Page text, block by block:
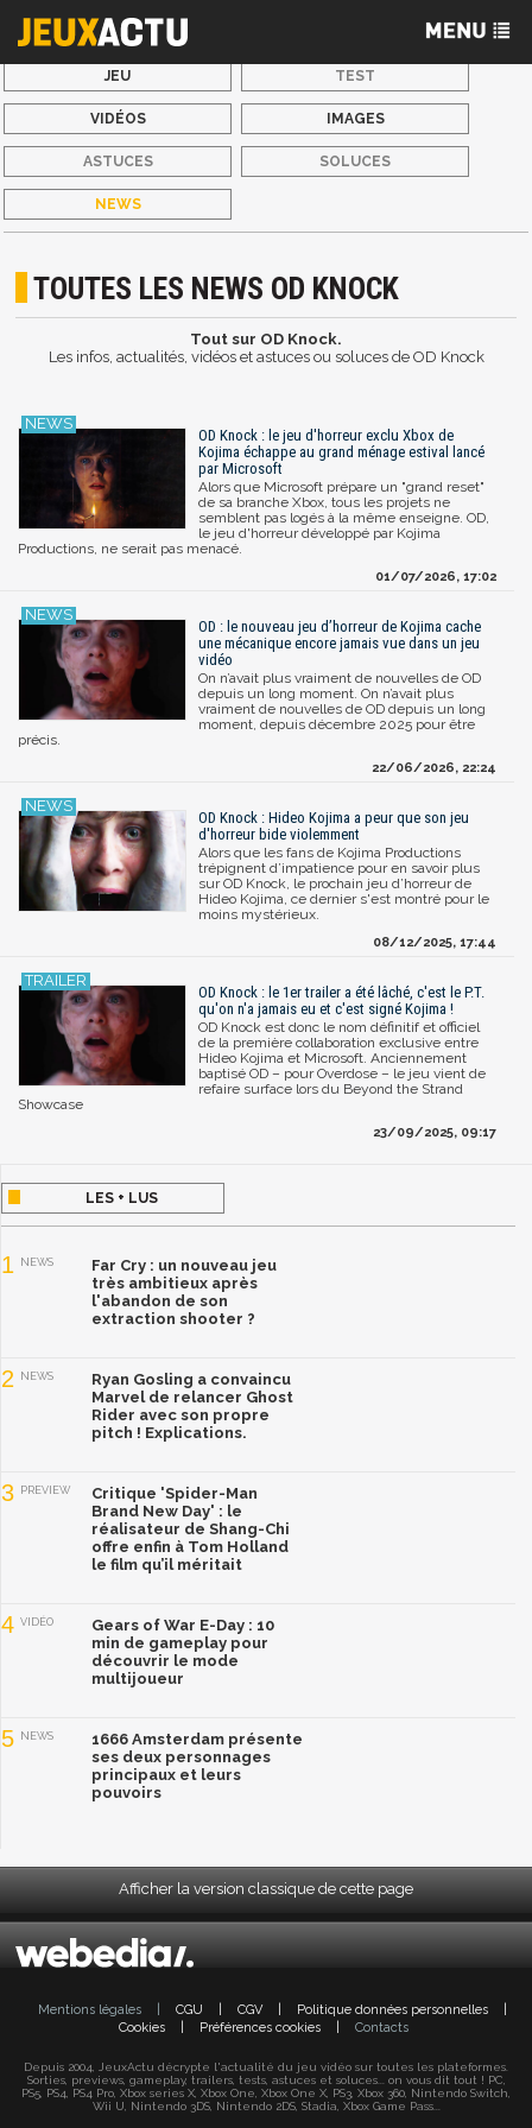
JEU TEST
VIDÉOS IMAGES
ASTUCES SOLUCES
NEWS
TOUTES LES NEWS OD KNOCK
Tout sur OD Knock.
Les infos, actualités, vidéos et astuces ou soluces de OD Knock
OD Knock : le jeu d'horreur exclu Xbox de
Kojima échappe au grand ménage estival lancé
par Microsoft
Alors que Microsoft prépare un "grand reset"
de sa branche Xbox, tous les projets ne
semblent pas logés à la même enseigne. OD,
le jeu d'horreur développé par Kojima
Productions, ne serait pas menacé.
01/07/2026, 17:02
OD : le nouveau jeu d’horreur de Kojima cache
une mécanique encore jamais vue dans un jeu
vidéo
On n’avait plus vraiment de nouvelles de OD
depuis un long moment. On n’avait plus
vraiment de nouvelles de OD depuis un long
moment, depuis décembre 2025 pour être
précis.
22/06/2026, 22:24
OD Knock : Hideo Kojima a peur que son jeu
d'horreur bide violemment
Alors que les fans de Kojima Productions
trépignent d’impatience pour en savoir plus
sur OD Knock, le prochain jeu d’horreur de
Hideo Kojima, ce dernier s'est montré pour le
moins mystérieux.
08/12/2025, 17:44
OD Knock : le 1er trailer a été lâché, c'est le P.T.
qu'on n'a jamais eu et c'est signé Kojima !
OD Knock est donc le nom définitif et officiel
de la première collaboration exclusive entre
Hideo Kojima et Microsoft. Anciennement
baptisé OD – pour Overdose – le jeu vient de
refaire surface lors du Beyond the Strand
Showcase
23/09/2025, 09:17
LES + LUS
1 NEWS
Far Cry : un nouveau jeu
très ambitieux après
l'abandon de son
extraction shooter ?
2 NEWS
Ryan Gosling a convaincu
Marvel de relancer Ghost
Rider avec son propre
pitch ! Explications.
3 PREVIEW
Critique 'Spider-Man
Brand New Day' : le
réalisateur de Shang-Chi
offre enfin à Tom Holland
le film qu’il méritait
4 VIDÉO
Gears of War E-Day : 10
min de gameplay pour
découvrir le mode
multijoueur
5 NEWS
1666 Amsterdam présente
ses deux personnages
principaux et leurs
pouvoirs
Afficher la version classique de cette page
Mentions légales CGU CGV Politique données personnelles
Cookies
Préférences cookies Contacts
Depuis 2004, JeuxActu décrypte l'actualité du jeu vidéo sur toutes les plateformes.
Sorties, previews, gameplay, trailers, tests, astuces et soluces... on vous dit tout ! PC,
PS5, PS4, PS4 Pro, Xbox series X, Xbox One, Xbox One X, PS3, Xbox 360, Nintendo Switch,
Wii U, Nintendo 3DS, Nintendo 2DS, Stadia, Xbox Game Pass...